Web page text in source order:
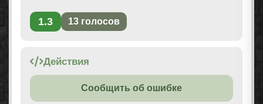
1.3 13 голосов
Действия
Сообщить об ошибке